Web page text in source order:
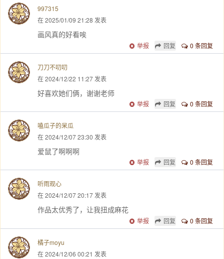
997315
在 2025/01/09 21:28 发表
画风真的好看唉
0 条回复
回复
举报
刀刀不叨叨
在 2024/12/22 11:27 发表
好喜欢她们俩，谢谢老师
0 条回复
回复
举报
嗑瓜子的呆瓜
在 2024/12/07 23:30 发表
爱鼠了啊啊啊
0 条回复
回复
举报
听雨观心
在 2024/12/07 20:17 发表
作品太优秀了，让我扭成麻花
0 条回复
回复
举报
橘子moyu
在 2024/12/06 00:21 发表